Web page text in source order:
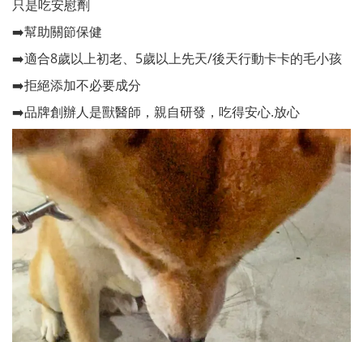
只是吃安慰劑
➡️幫助關節保健
➡️適合8歲以上初老、5歲以上先天/後天行動卡卡的毛小孩
➡️拒絕添加不必要成分
➡️品牌創辦人是獸醫師，親自研發，吃得安心.放心